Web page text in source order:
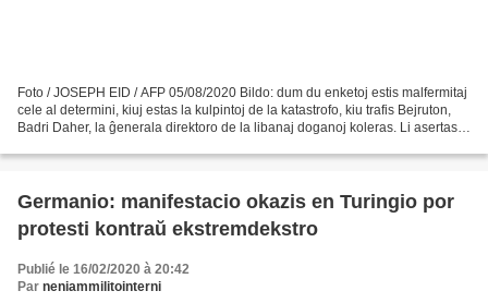
Foto / JOSEPH EID / AFP 05/08/2020 Bildo: dum du enketoj estis malfermitaj
cele al determini, kiuj estas la kulpintoj de la katastrofo, kiu trafis Bejruton,
Badri Daher, la ĝenerala direktoro de la libanaj doganoj koleras. Li asertas,
Germanio: manifestacio okazis en Turingio por
protesti kontraŭ ekstremdekstro
Publié le 16/02/2020 à 20:42
Par neniammilitointerni